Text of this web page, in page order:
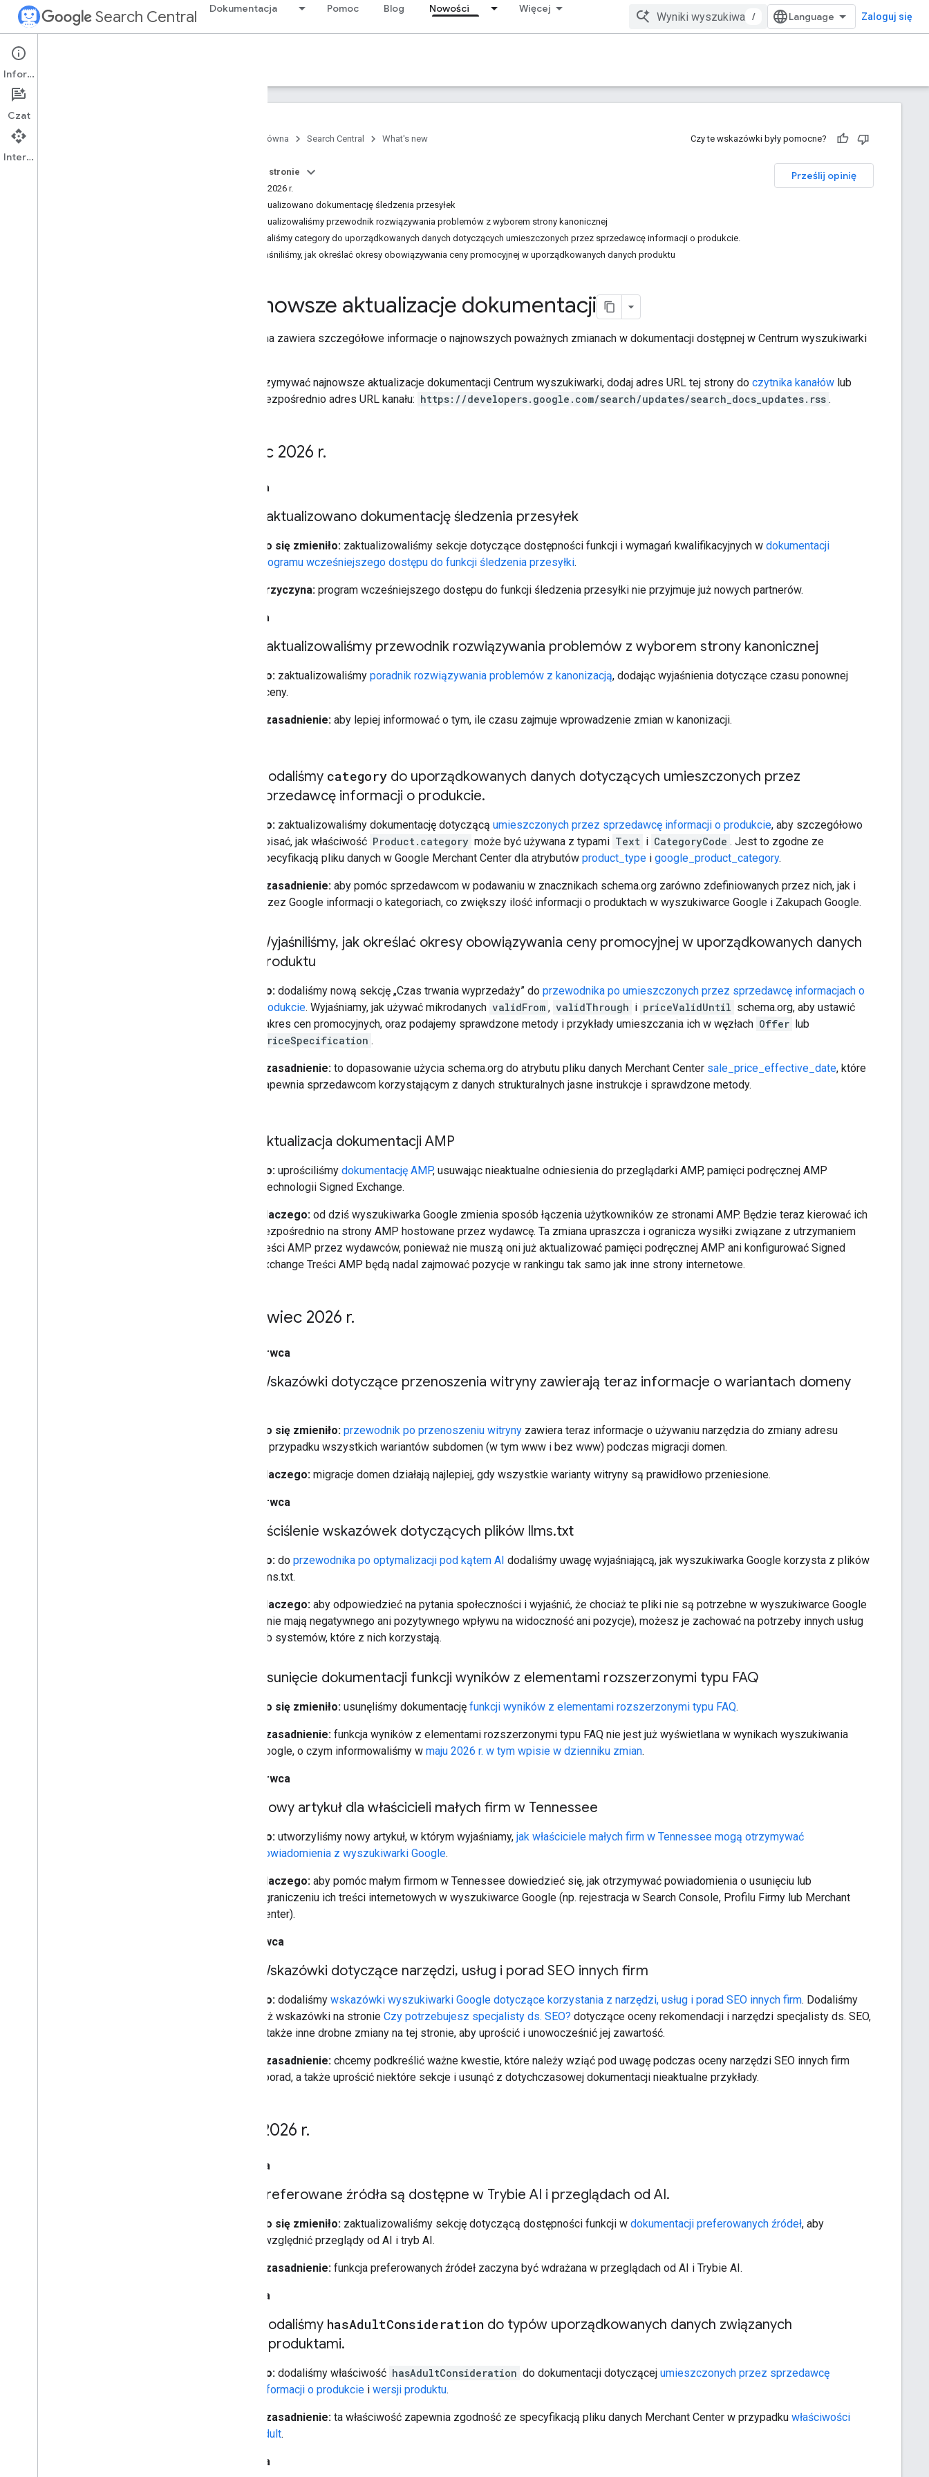
Search Central Dokumentacja Pomoc Blog Nowości Więcej
/ Zaloguj się
What's new
Nowe filmy w You
Najnowsze odcinki podcastów
Strona główna Search Central What's new Czy te wskazówki były pomocne?
Prześlij opinię
Na tej stronie
Lipiec 2026 r.
Zaktualizowano dokumentację śledzenia przesyłek
Zaktualizowaliśmy przewodnik rozwiązywania problemów z wyborem strony kanonicznej
Dodaliśmy category do uporządkowanych danych dotyczących umieszczonych przez sprzedawcę informacji o produkcie.
Wyjaśniliśmy, jak określać okresy obowiązywania ceny promocyjnej w uporządkowanych danych produktu
Najnowsze aktualizacje dokumentacji
Ta strona zawiera szczegółowe informacje o najnowszych poważnych zmianach w dokumentacji dostępnej w Centrum wyszukiwarki
Aby otrzymywać najnowsze aktualizacje dokumentacji Centrum wyszukiwarki, dodaj adres URL tej strony do czytnika kanałów lub
dodaj bezpośrednio adres URL kanału: https://developers.google.com/search/updates/search_docs_updates.rss .
Lipiec 2026 r.
14 lipca
Zaktualizowano dokumentację śledzenia przesyłek
Co się zmieniło: zaktualizowaliśmy sekcje dotyczące dostępności funkcji i wymagań kwalifikacyjnych w dokumentacji
programu wcześniejszego dostępu do funkcji śledzenia przesyłki.
Przyczyna: program wcześniejszego dostępu do funkcji śledzenia przesyłki nie przyjmuje już nowych partnerów.
10 lipca
Zaktualizowaliśmy przewodnik rozwiązywania problemów z wyborem strony kanonicznej
Co: zaktualizowaliśmy poradnik rozwiązywania problemów z kanonizacją, dodając wyjaśnienia dotyczące czasu ponownej
oceny.
Uzasadnienie: aby lepiej informować o tym, ile czasu zajmuje wprowadzenie zmian w kanonizacji.
Dodaliśmy category do uporządkowanych danych dotyczących umieszczonych przez
sprzedawcę informacji o produkcie.
Co: zaktualizowaliśmy dokumentację dotyczącą umieszczonych przez sprzedawcę informacji o produkcie, aby szczegółowo
opisać, jak właściwość Product.category może być używana z typami Text i CategoryCode . Jest to zgodne ze
specyfikacją pliku danych w Google Merchant Center dla atrybutów product_type i google_product_category.
Uzasadnienie: aby pomóc sprzedawcom w podawaniu w znacznikach schema.org zarówno zdefiniowanych przez nich, jak i
przez Google informacji o kategoriach, co zwiększy ilość informacji o produktach w wyszukiwarce Google i Zakupach Google.
Wyjaśniliśmy, jak określać okresy obowiązywania ceny promocyjnej w uporządkowanych danych
produktu
Co: dodaliśmy nową sekcję „Czas trwania wyprzedaży” do przewodnika po umieszczonych przez sprzedawcę informacjach o
produkcie. Wyjaśniamy, jak używać mikrodanych validFrom , validThrough i priceValidUntil schema.org, aby ustawić
zakres cen promocyjnych, oraz podajemy sprawdzone metody i przykłady umieszczania ich w węzłach Offer lub
PriceSpecification .
Uzasadnienie: to dopasowanie użycia schema.org do atrybutu pliku danych Merchant Center sale_price_effective_date, które
zapewnia sprzedawcom korzystającym z danych strukturalnych jasne instrukcje i sprawdzone metody.
Aktualizacja dokumentacji AMP
Co: uprościliśmy dokumentację AMP, usuwając nieaktualne odniesienia do przeglądarki AMP, pamięci podręcznej AMP
i technologii Signed Exchange.
Dlaczego: od dziś wyszukiwarka Google zmienia sposób łączenia użytkowników ze stronami AMP. Będzie teraz kierować ich
bezpośrednio na strony AMP hostowane przez wydawcę. Ta zmiana upraszcza i ogranicza wysiłki związane z utrzymaniem
treści AMP przez wydawców, ponieważ nie muszą oni już aktualizować pamięci podręcznej AMP ani konfigurować Signed
Exchange Treści AMP będą nadal zajmować pozycje w rankingu tak samo jak inne strony internetowe.
Czerwiec 2026 r.
17 czerwca
Wskazówki dotyczące przenoszenia witryny zawierają teraz informacje o wariantach domeny
Co się zmieniło: przewodnik po przenoszeniu witryny zawiera teraz informacje o używaniu narzędzia do zmiany adresu
w przypadku wszystkich wariantów subdomen (w tym www i bez www) podczas migracji domen.
Dlaczego: migracje domen działają najlepiej, gdy wszystkie warianty witryny są prawidłowo przeniesione.
15 czerwca
Uściślenie wskazówek dotyczących plików llms.txt
Co: do przewodnika po optymalizacji pod kątem AI dodaliśmy uwagę wyjaśniającą, jak wyszukiwarka Google korzysta z plików
llms.txt.
Dlaczego: aby odpowiedzieć na pytania społeczności i wyjaśnić, że chociaż te pliki nie są potrzebne w wyszukiwarce Google
(i nie mają negatywnego ani pozytywnego wpływu na widoczność ani pozycje), możesz je zachować na potrzeby innych usług
lub systemów, które z nich korzystają.
Usunięcie dokumentacji funkcji wyników z elementami rozszerzonymi typu FAQ
Co się zmieniło: usunęliśmy dokumentację funkcji wyników z elementami rozszerzonymi typu FAQ.
Uzasadnienie: funkcja wyników z elementami rozszerzonymi typu FAQ nie jest już wyświetlana w wynikach wyszukiwania
Google, o czym informowaliśmy w maju 2026 r. w tym wpisie w dzienniku zmian.
12 czerwca
Nowy artykuł dla właścicieli małych firm w Tennessee
Co: utworzyliśmy nowy artykuł, w którym wyjaśniamy, jak właściciele małych firm w Tennessee mogą otrzymywać
powiadomienia z wyszukiwarki Google.
Dlaczego: aby pomóc małym firmom w Tennessee dowiedzieć się, jak otrzymywać powiadomienia o usunięciu lub
ograniczeniu ich treści internetowych w wyszukiwarce Google (np. rejestracja w Search Console, Profilu Firmy lub Merchant
Center).
5 czerwca
Wskazówki dotyczące narzędzi, usług i porad SEO innych firm
Co: dodaliśmy wskazówki wyszukiwarki Google dotyczące korzystania z narzędzi, usług i porad SEO innych firm. Dodaliśmy
też wskazówki na stronie Czy potrzebujesz specjalisty ds. SEO? dotyczące oceny rekomendacji i narzędzi specjalisty ds. SEO,
a także inne drobne zmiany na tej stronie, aby uprościć i unowocześnić jej zawartość.
Uzasadnienie: chcemy podkreślić ważne kwestie, które należy wziąć pod uwagę podczas oceny narzędzi SEO innych firm
i porad, a także uprościć niektóre sekcje i usunąć z dotychczasowej dokumentacji nieaktualne przykłady.
Maj 2026 r.
27 maja
Preferowane źródła są dostępne w Trybie AI i przeglądach od AI.
Co się zmieniło: zaktualizowaliśmy sekcję dotyczącą dostępności funkcji w dokumentacji preferowanych źródeł, aby
uwzględnić przeglądy od AI i tryb AI.
Uzasadnienie: funkcja preferowanych źródeł zaczyna być wdrażana w przeglądach od AI i Trybie AI.
20 maja
Dodaliśmy hasAdultConsideration do typów uporządkowanych danych związanych
z produktami.
Co: dodaliśmy właściwość hasAdultConsideration do dokumentacji dotyczącej umieszczonych przez sprzedawcę
informacji o produkcie i wersji produktu.
Uzasadnienie: ta właściwość zapewnia zgodność ze specyfikacją pliku danych Merchant Center w przypadku właściwości
adult.
15 maja
Informacje
Czat
Interfejs API